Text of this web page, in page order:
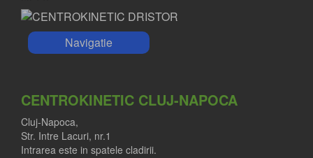
Navigatie
CENTROKINETIC CLUJ-NAPOCA
Cluj-Napoca,
Str. Intre Lacuri, nr.1
Intrarea este in spatele cladirii.